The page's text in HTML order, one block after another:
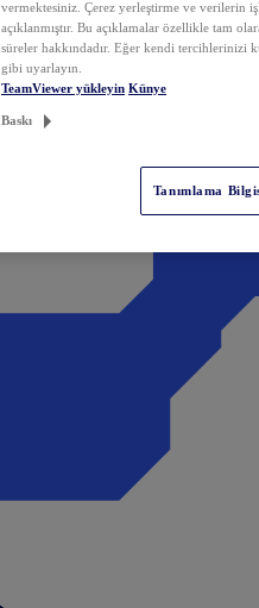
vermektesiniz. Çerez yerleştirme ve verilerin
açıklanmıştır. Bu açıklamalar özellikle tam
süreler hakkındadır. Eğer kendi tercihlerinizi
gibi uyarlayın.
TeamViewer yükleyin Künye
Baskı
Tanımlama